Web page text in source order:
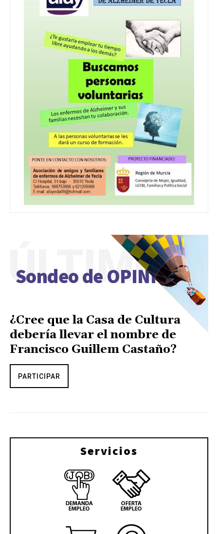
Sondeo de OPINIÓN
ÚLTIMO
¿Cree que la Casa de Cultura
debería llevar el nombre de
Francisco Guillem Castaño?
PARTICIPAR
Servicios